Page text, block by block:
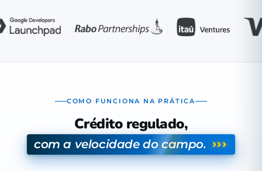
COMO FUNCIONA NA PRÁTICA
Crédito regulado,
com a velocidade do campo. ›››